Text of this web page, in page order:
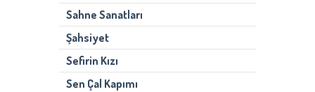
Sahne Sanatları
Şahsiyet
Sefirin Kızı
Sen Çal Kapımı